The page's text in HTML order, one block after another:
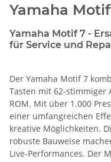
Yamaha
Yamaha Motif 7 -
für Service und
Der Yamaha Motif 7
Tasten mit 62-stimmiger
ROM. Mit über 1.000
einer umfangreichen
kreative Möglichkeiten.
robuste Bauweise
Live-Performances. Der